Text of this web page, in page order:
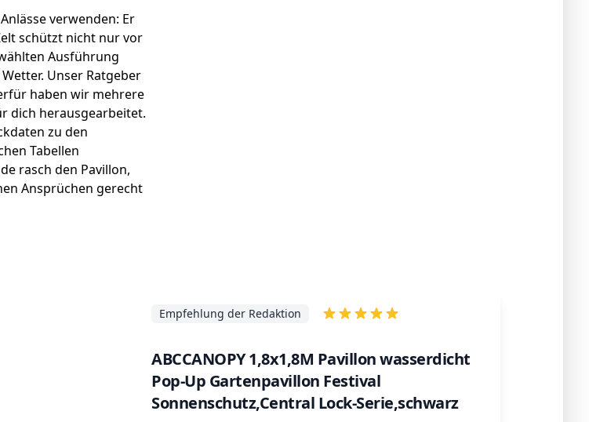
verwenden: Er
schützt nicht nur vor
Ausführung
Unser Ratgeber
haben wir mehrere
dich herausgearbeitet.
zu den
Tabellen
rasch den Pavillon,
Ansprüchen gerecht
ABCCANOPY 1,8x1,8M Pavillon wasserdicht
Pop-Up Gartenpavillon Festival
Sonnenschutz,Central Lock-Serie,schwarz
Empfehlung der Redaktion